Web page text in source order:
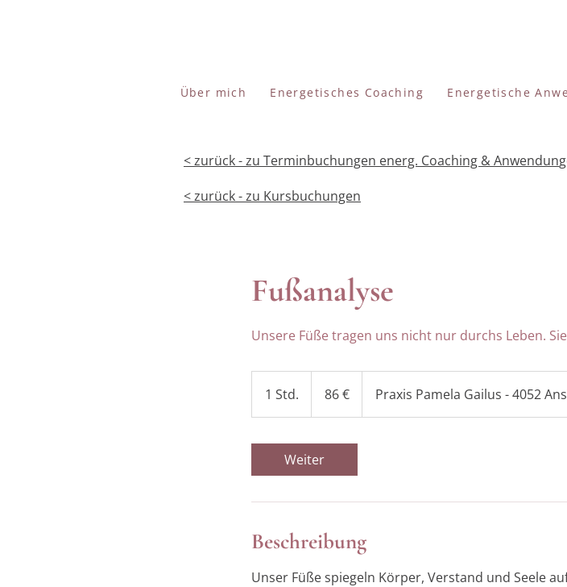
Über mich Energetisches Coaching Energetische
< zurück - zu Terminbuchungen energ. Coaching & Anwendun
< zurück - zu Kursbuchungen
Fußanalyse
Unsere Füße tragen uns nicht nur durchs Leben.
1 Std.
S
d
86 € Praxis Pamela Gailus - 4052
Weiter
Beschreibung
Unser Füße spiegeln Körper, Verstand und Seele